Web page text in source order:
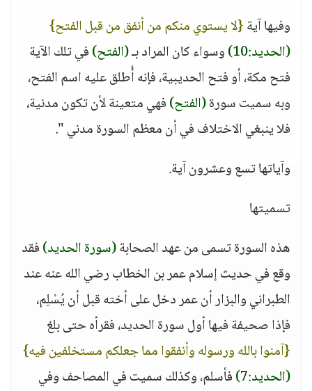
وفيها آية{لا يستوي منكم من أنفق من قبل الفتح}
(الحديد:10)
وسواء كان المراد بـ(الفتح)في تلك الآية
فتح مكة، أو فتح الحديبية، فإنه أُطلق عليه اسم الفتح،
وبه سميت سورة(الفتح)فهي متعينة لأن تكون مدنية،
فلا ينبغي الاختلاف في أن معظم السورة مدني ".
وآياتها تسع وعشرون آية.
تسميتها
هذه السورة تسمى من عهد الصحابة(سورة الحديد)فقد
وقع في حديث إسلام عمر بن الخطاب رضي الله عنه عند
الطبراني والبزار أن عمر دخل على أخته قبل أن يُسْلِم،
فإذا صحيفة فيها أول سورة الحديد، فقرأه حتى بلغ
{آمنوا بالله ورسوله وأنفقوا مما جعلكم مستخلفين فيه}
(الحديد:7)
فأسلم، وكذلك سميت في المصاحف وفي